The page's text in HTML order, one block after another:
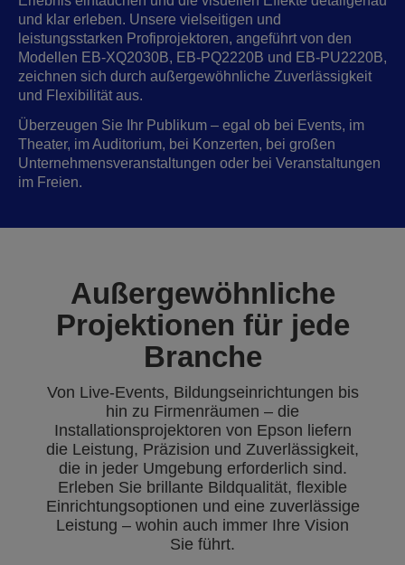
und klar erleben. Unsere vielseitigen und
leistungsstarken Profiprojektoren, angeführt von den
Modellen EB-XQ2030B, EB-PQ2220B und EB-PU2220B,
zeichnen sich durch außergewöhnliche Zuverlässigkeit
und Flexibilität aus.
Überzeugen Sie Ihr Publikum – egal ob bei Events, im
Theater, im Auditorium, bei Konzerten, bei großen
Unternehmensveranstaltungen oder bei Veranstaltungen
im Freien.
Außergewöhnliche
Projektionen für jede
Branche
Von Live-Events, Bildungseinrichtungen bis
hin zu Firmenräumen – die
Installationsprojektoren von Epson liefern
die Leistung, Präzision und Zuverlässigkeit,
die in jeder Umgebung erforderlich sind.
Erleben Sie brillante Bildqualität, flexible
Einrichtungsoptionen und eine zuverlässige
Leistung – wohin auch immer Ihre Vision
Sie führt.